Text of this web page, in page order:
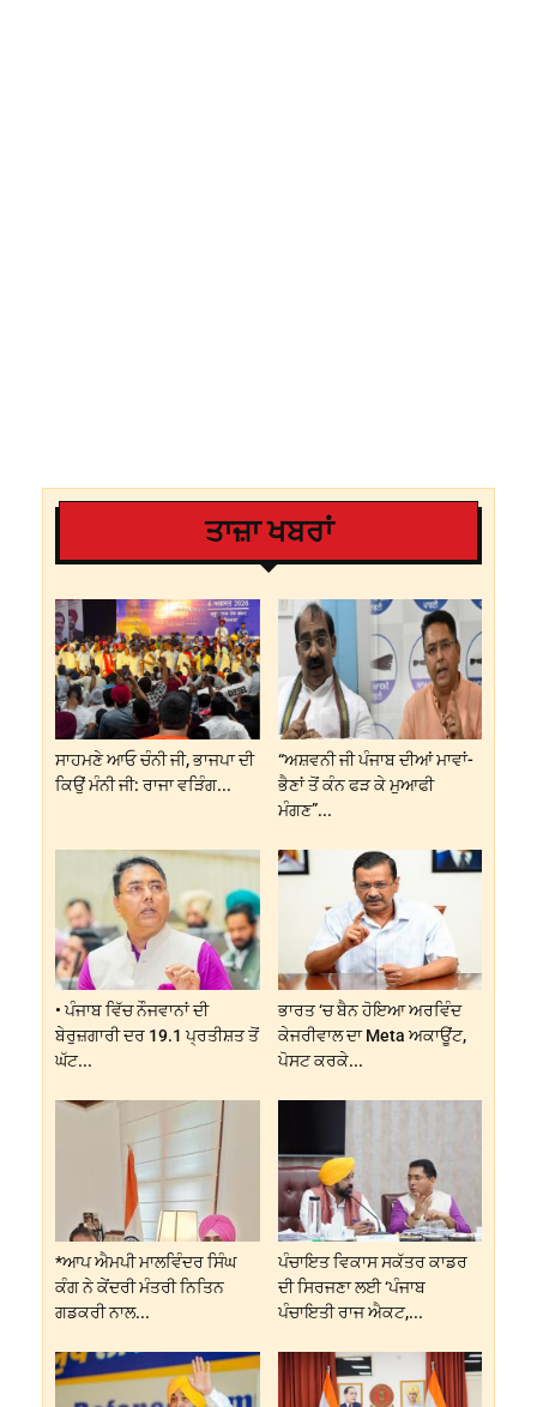
ਤਾਜ਼ਾ ਖਬਰਾਂ
ਸਾਹਮਣੇ ਆਓ ਚੰਨੀ ਜੀ, ਭਾਜਪਾ ਦੀ
ਕਿਉਂ ਮੰਨੀ ਜੀ: ਰਾਜਾ ਵੜਿੰਗ...
“ਅਸ਼ਵਨੀ ਜੀ ਪੰਜਾਬ ਦੀਆਂ ਮਾਵਾਂ-
ਭੈਣਾਂ ਤੋਂ ਕੰਨ ਫੜ ਕੇ ਮੁਆਫੀ
ਮੰਗਣ”...
• ਪੰਜਾਬ ਵਿੱਚ ਨੌਜਵਾਨਾਂ ਦੀ
ਬੇਰੁਜ਼ਗਾਰੀ ਦਰ 19.1 ਪ੍ਰਤੀਸ਼ਤ ਤੋਂ
ਘੱਟ...
ਭਾਰਤ ‘ਚ ਬੈਨ ਹੋਇਆ ਅਰਵਿੰਦ
ਕੇਜਰੀਵਾਲ ਦਾ Meta ਅਕਾਊਂਟ,
ਪੋਸਟ ਕਰਕੇ...
*ਆਪ ਐਮਪੀ ਮਾਲਵਿੰਦਰ ਸਿੰਘ
ਕੰਗ ਨੇ ਕੇਂਦਰੀ ਮੰਤਰੀ ਨਿਤਿਨ
ਗਡਕਰੀ ਨਾਲ...
ਪੰਚਾਇਤ ਵਿਕਾਸ ਸਕੱਤਰ ਕਾਡਰ
ਦੀ ਸਿਰਜਣਾ ਲਈ ‘ਪੰਜਾਬ
ਪੰਚਾਇਤੀ ਰਾਜ ਐਕਟ,...